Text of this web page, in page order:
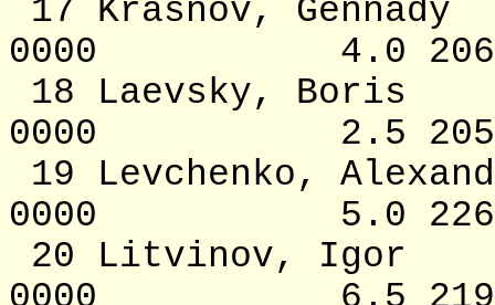
17 Krasnov,
0000 4.0
18 Laevsky,
0000 2.5
19 Levchenko,
0000 5.0 2267
20 Litvinov,